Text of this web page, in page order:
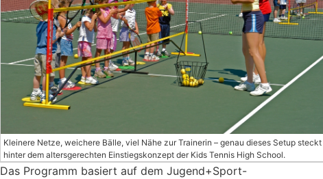
Kleinere Netze, weichere Bälle, viel Nähe zur Trainerin – genau dieses Setup steckt
hinter dem altersgerechten Einstiegskonzept der Kids Tennis High School.
Das Programm basiert auf dem Jugend+Sport-